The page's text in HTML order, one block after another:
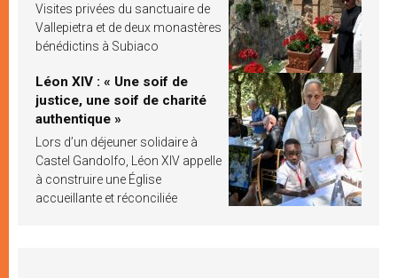
Visites privées du sanctuaire de
Vallepietra et de deux monastères
bénédictins à Subiaco
Léon XIV : « Une soif de
justice, une soif de charité
authentique »
Lors d’un déjeuner solidaire à
Castel Gandolfo, Léon XIV appelle
à construire une Église
accueillante et réconciliée